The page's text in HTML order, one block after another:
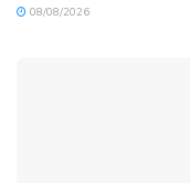
08/08/2026